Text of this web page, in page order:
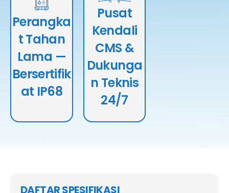
Perangka
t Tahan
Lama —
Bersertifik
at IP68
air IP68 & IP69K,
tahan
guncangan MIL-
STD-810H,
pemindaian
pos
pemeriksaan
NFC, lampu obor
terintegrasi,
dengan deteksi
Pusat
Kendali
CMS &
Dukunga
n Teknis
24/7
lokal yang
berdedikasi.
Dukungan teknis
24/7
memastikan
waktu aktif,
eskalasi insiden,
dan keandalan
sistem setiap
DAFTAR SPESIFIKASI